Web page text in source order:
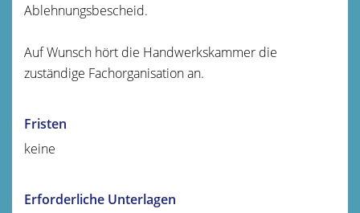
Ablehnungsbescheid.
Auf Wunsch hört die Handwerkskammer die
zuständige Fachorganisation an.
Fristen
keine
Erforderliche Unterlagen